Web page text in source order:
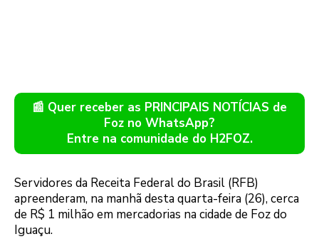
📰 Quer receber as PRINCIPAIS NOTÍCIAS de
Foz no WhatsApp?
Entre na comunidade do H2FOZ.
Servidores da Receita Federal do Brasil (RFB)
apreenderam, na manhã desta quarta-feira (26), cerca
de R$ 1 milhão em mercadorias na cidade de Foz do
Iguaçu.